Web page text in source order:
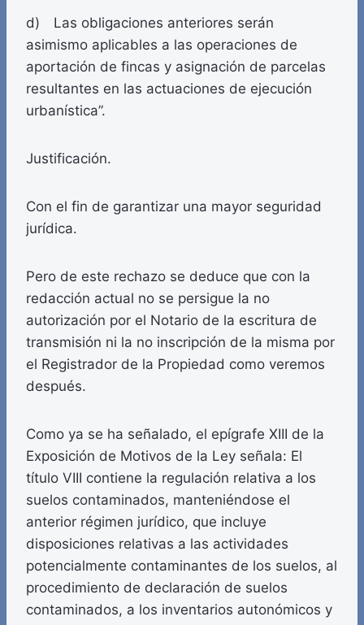
d) Las obligaciones anteriores serán
asimismo aplicables a las operaciones de
aportación de fincas y asignación de parcelas
resultantes en las actuaciones de ejecución
urbanística”.
Justificación.
Con el fin de garantizar una mayor seguridad
jurídica.
Pero de este rechazo se deduce que con la
redacción actual no se persigue la no
autorización por el Notario de la escritura de
transmisión ni la no inscripción de la misma por
el Registrador de la Propiedad como veremos
después.
Como ya se ha señalado, el epígrafe XIII de la
Exposición de Motivos de la Ley señala: El
título VIII contiene la regulación relativa a los
suelos contaminados, manteniéndose el
anterior régimen jurídico, que incluye
disposiciones relativas a las actividades
potencialmente contaminantes de los suelos, al
procedimiento de declaración de suelos
contaminados, a los inventarios autonómicos y